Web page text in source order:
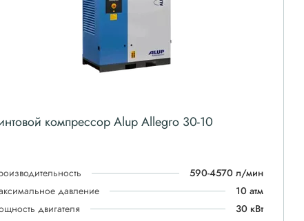
компрессор Alup Allegro 30-10
590-4570 л/мин
давление
10 атм
двигателя
30 кВт